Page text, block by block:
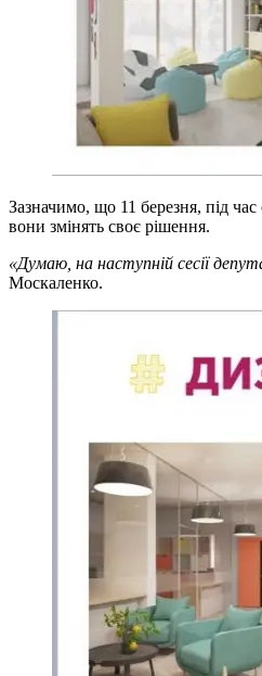
Зазначимо, що 11 березня, під
вони змінять своє рішення.
«Думаю, на наступній сесії
Москаленко.